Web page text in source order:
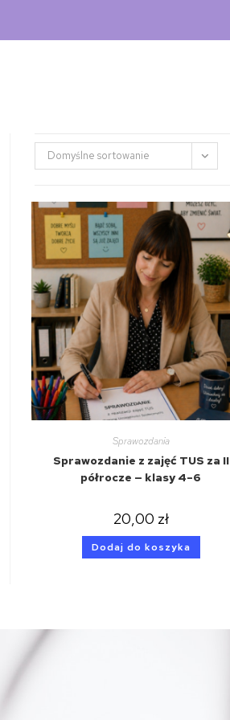
Domyślne sortowanie
Sprawozdania
Sprawozdanie z zajęć TUS za II
półrocze — klasy 4–6
20,00 zł
Dodaj do koszyka